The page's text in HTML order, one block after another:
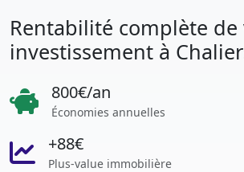
Rentabilité complète de
investissement à
800€/an
Économies annuelles
+88€
Plus-value immobilière